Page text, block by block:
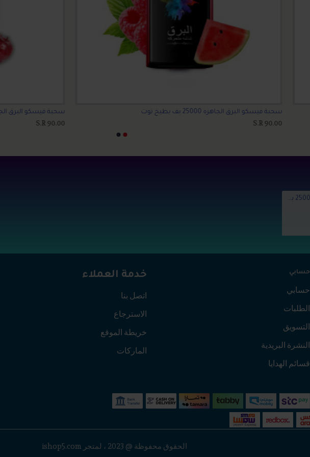
سحبة فيسكو البرق الجاهزه 25000 بف تفاح برتقال ايس
سحبة فيسكو البرق الجاهزه 25000 بف تفاحتين
حسابي
حسابي
الطلبات
التسويق
النشرة البريدية
قسائم الهدايا
خدمة العملاء
اتصل بنا
الاسترجاع
خريطة الموقع
الماركات
الحقوق محفوظة @ 2023 ، لمتجر ishop5.com